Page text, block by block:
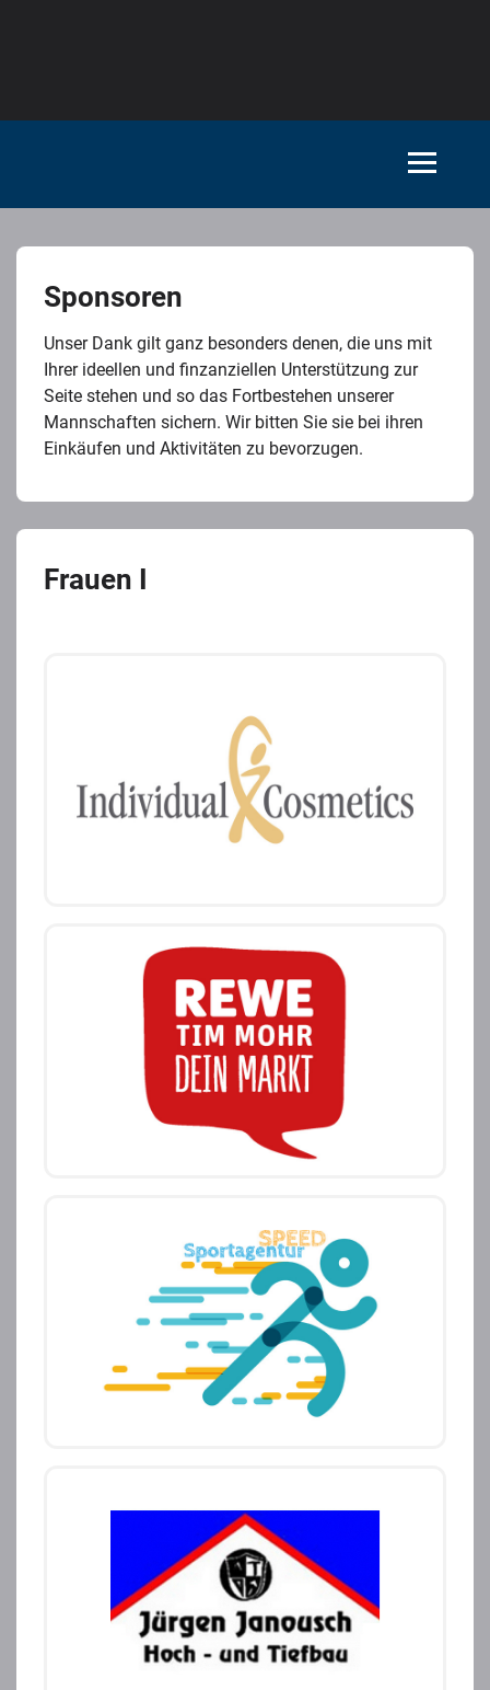
Sponsoren
Unser Dank gilt ganz besonders denen, die uns mit
Ihrer ideellen und finzanziellen Unterstützung zur
Seite stehen und so das Fortbestehen unserer
Mannschaften sichern. Wir bitten Sie sie bei ihren
Einkäufen und Aktivitäten zu bevorzugen.
Frauen I